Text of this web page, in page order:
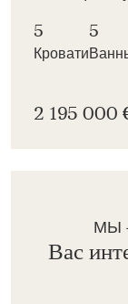
5
Кровати
5
2 195 000
МЫ
Вас